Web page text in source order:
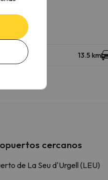
13.5 km
cercanos
de La Seu d'Urgell (LEU)